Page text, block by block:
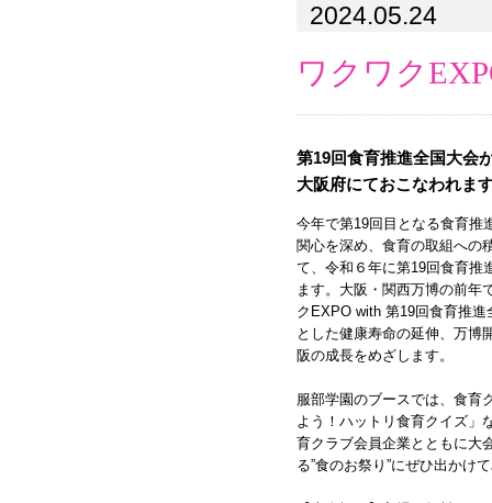
2024.05.24
ワクワク
第19回食育推進全国大会
大阪府にておこなわれま
今年で第19回目となる食育推
関心を深め、食育の取組への
て、令和６年に第19回食育推
ます。大阪・関西万博の前年
クEXPO with 第19回食育推
とした健康寿命の延伸、万博
阪の成長をめざします。
服部学園のブースでは、食育
よう！ハットリ食育クイズ」
育クラブ会員企業とともに大
る”食のお祭り”にぜひ出かけ